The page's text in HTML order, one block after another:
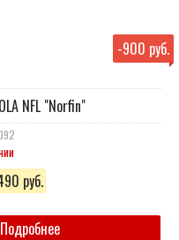
-900 руб.
NFL "Norfin"
руб.
Подробнее